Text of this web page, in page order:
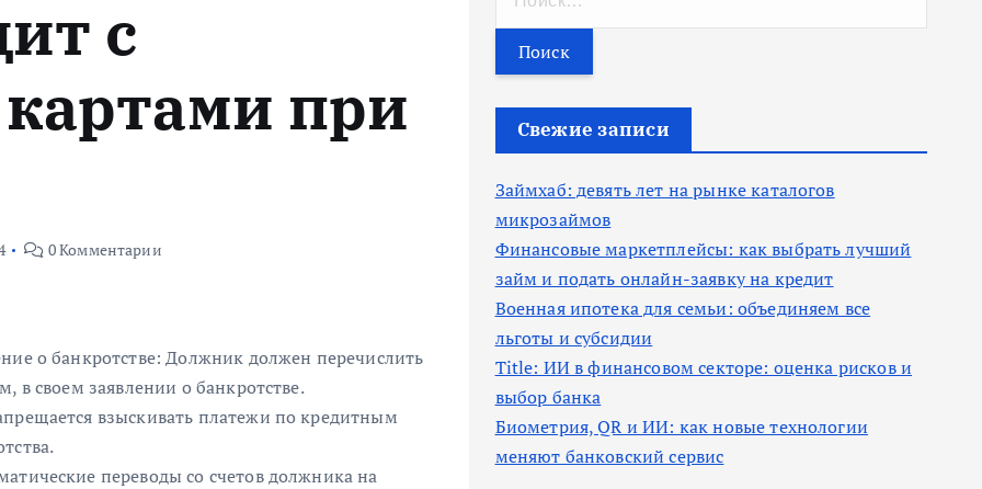
с
при
0 Комментарии
о банкротстве: Должник должен перечислить
в своем заявлении о банкротстве.
взыскивать платежи по кредитным
переводы со счетов должника на
т
и
Свежие записи
Займхаб: девять лет на рынке каталогов
микрозаймов
Финансовые маркетплейсы: как выбрать лучший
займ и подать онлайн-заявку на кредит
Военная ипотека для семьи: объединяем все
льготы и субсидии
Title: ИИ в финансовом секторе: оценка рисков и
выбор банка
Биометрия, QR и ИИ: как новые технологии
меняют банковский сервис